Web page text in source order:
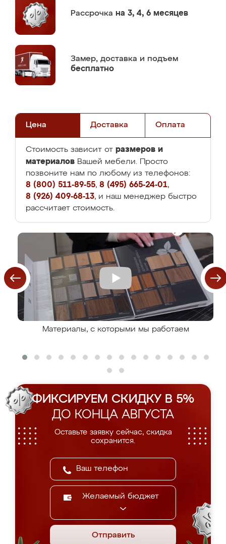
Рассрочка на 3, 4, 6 месяцев
Замер, доставка и подъем
бесплатно
Цена Доставка Оплата
Стоимость зависит от размеров и
материалов Вашей мебели. Просто
позвоните нам по любому из телефонов:
8 (800) 511-89-55, 8 (495) 665-24-01,
8 (926) 409-68-13, и наш менеджер быстро
рассчитает стоимость.
Материалы, с которыми мы работаем
ФИКСИРУЕМ СКИДКУ В 5%
ДО КОНЦА АВГУСТА
Оставьте заявку сейчас, скидка
сохранится.
Желаемый бюджет
Отправить